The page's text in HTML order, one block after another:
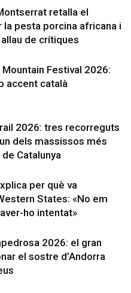
retalla el
pesta porcina africana i
de crítiques
Festival 2026:
accent català
2026: tres recorreguts
dels massissos més
Catalunya
per què va
States: «No em
ho intentat»
2026: el gran
el sostre d’Andorra